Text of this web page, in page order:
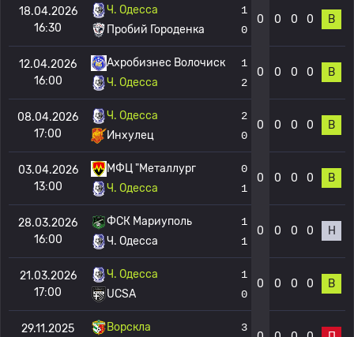
18.04.2026
16:30
Ч. Одесса
Пробий Городенка
1
0
0 0 0 0 В
12.04.2026
16:00
Ахробизнес Волочиск
Ч. Одесса
1
2
0 0 0 0 В
08.04.2026
17:00
Ч. Одесса
Инхулец
2
0
0 0 0 0 В
03.04.2026
13:00
МФЦ "Металлург
Ч. Одесса
0
1
0 0 0 0 В
28.03.2026
16:00
ФСК Мариуполь
Ч. Одесса
1
1
0 0 0 0 Н
21.03.2026
17:00
Ч. Одесса
UCSA
1
0
0 0 0 0 В
29.11.2025
Ворскла
3